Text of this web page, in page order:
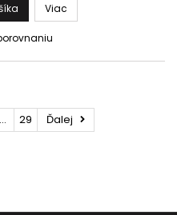
Viac
... 29 Ďalej